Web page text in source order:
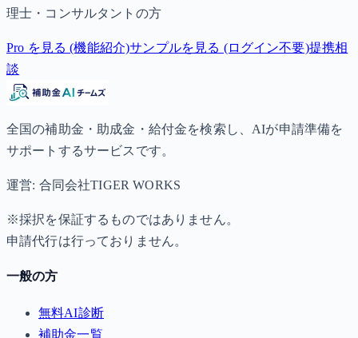
理士・コンサルタントの方
Pro を見る (機能紹介)サンプルを見る (ログイン不要)提携相
談
全国の補助金・助成金・給付金を検索し、AIが申請準備を
サポートするサービスです。
運営: 合同会社TIGER WORKS
※採択を保証するものではありません。
申請代行は行っておりません。
一般の方
無料AI診断
補助金一覧